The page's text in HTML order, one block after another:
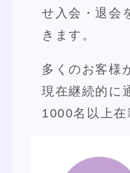
せ入会・退会
きます。
多くのお客様
現在継続的に
1000名以上在